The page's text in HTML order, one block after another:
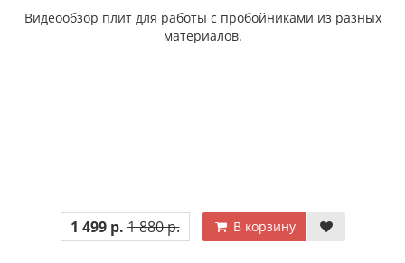
Видеообзор плит для работы с пробойниками из разных
материалов.
1 499 р. 1 880 р. В корзину